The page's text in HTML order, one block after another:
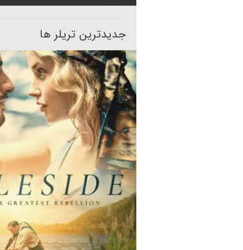
جدیدترین تریلر ها